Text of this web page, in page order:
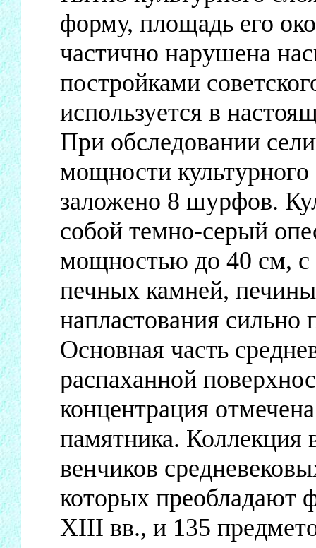
форму, площадь его
частично нарушена
постройками
используется в
При обследовании
мощности
заложено 8 шурфов.
собой темно-серый
мощностью до 40 см,
печных камней,
напластования
Основная часть
распаханной
концентрация
памятника. Коллекция
венчиков
которых преобладают
XIII вв., и 135